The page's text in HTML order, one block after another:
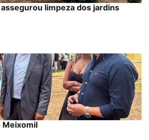
assegurou limpeza dos jardins
Meixomil